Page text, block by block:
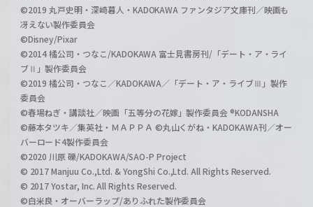
©2019 丸戸史明・深崎暮人・KADOKAWA ファンタジア文庫刊／映画も
冴えない製作委員会
©Disney/Pixar
©2014 橘公司・つなこ/KADOKAWA 富士見書房刊/「デート・ア・ライ
ブⅡ」製作委員会
©2019 橘公司・つなこ／KADOKAWA／「デート・ア・ライブⅢ」製作
委員会
©春場ねぎ・講談社／映画「五等分の花嫁」製作委員会 ®KODANSHA
©藤本タツキ／集英社・ＭＡＰＰＡ ©丸山くがね・KADOKAWA刊／オー
バーロード4製作委員会
©2020 川原 礫/KADOKAWA/SAO-P Project
© 2017 Manjuu Co.,Ltd. & YongShi Co.,Ltd. All Rights Reserved.
© 2017 Yostar, Inc. All Rights Reserved.
©白米良・オーバーラップ/ありふれた製作委員会